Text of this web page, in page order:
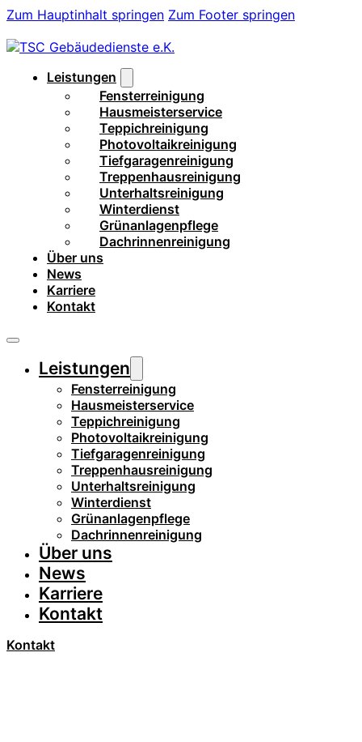
Zum Hauptinhalt springen Zum Footer springen
Leistungen
Fensterreinigung
Hausmeisterservice
Teppichreinigung
Photovoltaikreinigung
Tiefgaragenreinigung
Treppenhausreinigung
Unterhaltsreinigung
Winterdienst
Grünanlagenpflege
Dachrinnenreinigung
Über uns
News
Karriere
Kontakt
Leistungen
Fensterreinigung
Hausmeisterservice
Teppichreinigung
Photovoltaikreinigung
Tiefgaragenreinigung
Treppenhausreinigung
Unterhaltsreinigung
Winterdienst
Grünanlagenpflege
Dachrinnenreinigung
Über uns
News
Karriere
Kontakt
Kontakt